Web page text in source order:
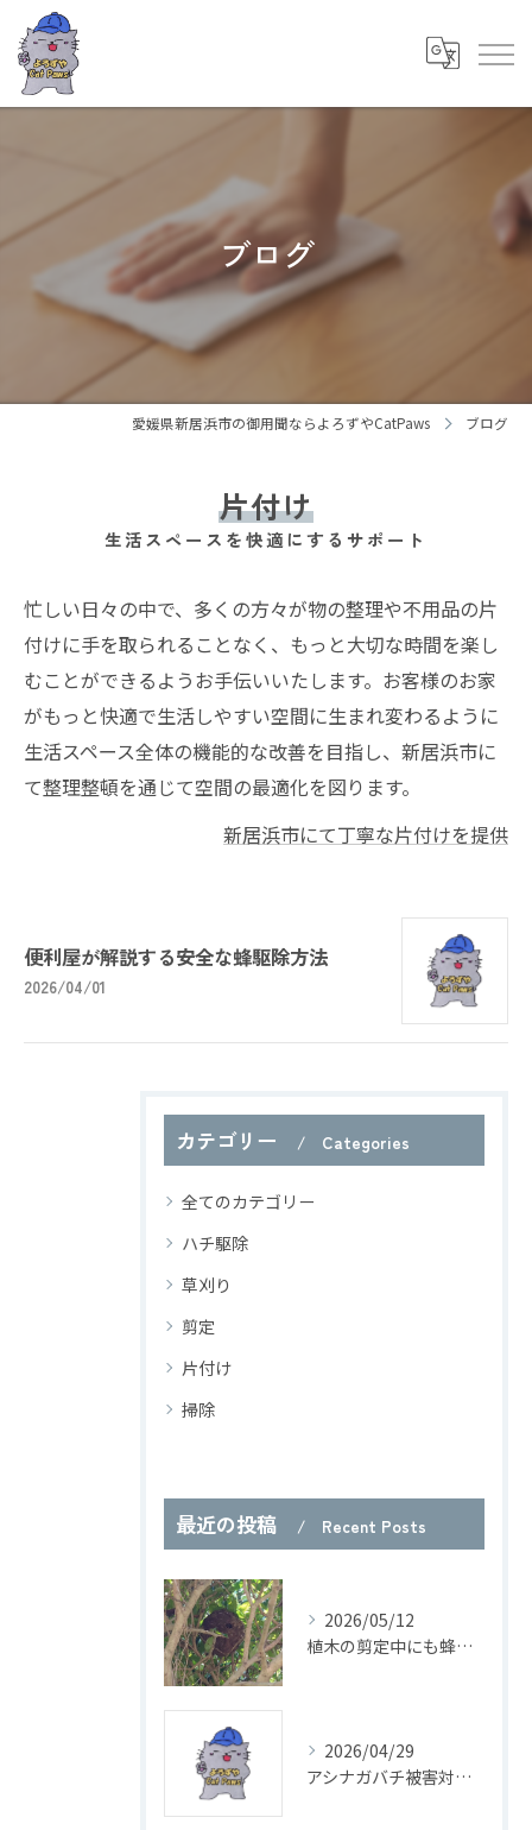
ブログ
愛媛県新居浜市の御用聞ならよろずやCatPaws ブログ
片付け
生活スペースを快適にするサポート
忙しい日々の中で、多くの方々が物の整理や不用品の片
付けに手を取られることなく、もっと大切な時間を楽し
むことができるようお手伝いいたします。お客様のお家
がもっと快適で生活しやすい空間に生まれ変わるように
生活スペース全体の機能的な改善を目指し、新居浜市に
て整理整頓を通じて空間の最適化を図ります。
新居浜市にて丁寧な片付けを提供
便利屋が解説する安全な蜂駆除方法
2026/04/01
カテゴリー Categories
全てのカテゴリー
ハチ駆除
草刈り
剪定
片付け
掃除
最近の投稿 Recent Posts
2026/05/12
植木の剪定中にも蜂に注意！
2026/04/29
アシナガバチ被害対策と駆除の基本知識